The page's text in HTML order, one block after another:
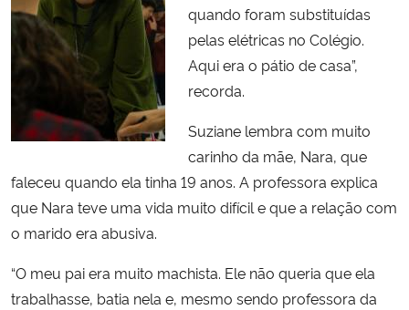
quando foram substituídas
pelas elétricas no Colégio.
Aqui era o pátio de casa”,
recorda.
Suziane lembra com muito
carinho da mãe, Nara, que
faleceu quando ela tinha 19 anos. A professora explica
que Nara teve uma vida muito difícil e que a relação com
o marido era abusiva.
“O meu pai era muito machista. Ele não queria que ela
trabalhasse, batia nela e, mesmo sendo professora da